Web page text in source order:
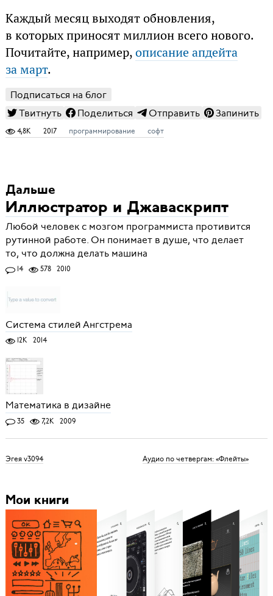
Каждый месяц выходят обновления,
в которых приносят миллион всего нового.
Почитайте, например,описание апдейта
за март.
Подписаться на блог
Твитнуть
Поделиться Отправить Запинить
4,8K 2017 программирование софт
Дальше
Иллюстратор и Джаваскрипт
Любой человек с мозгом программиста противится
рутинной работе. Он понимает в душе, что делает
то, что должна делать машина
14 578 2010
Система стилей Ангстрема
12K 2014
Математика в дизайне
35 7,2K 2009
Эгея v3094 Аудио по четвергам: «Флейты»
Мои книги